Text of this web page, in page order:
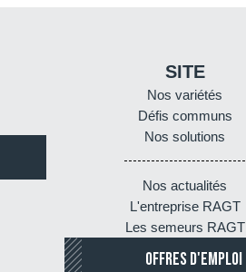
SITE
Nos variétés
Défis communs
Nos solutions
Nos actualités
L'entreprise RAGT
Les semeurs RAGT
OFFRES D'EMPLOI